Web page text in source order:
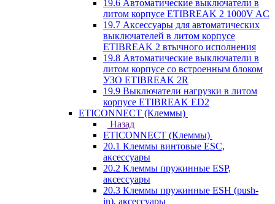
19.6 Автоматические выключатели в
литом корпусе ETIBREAK 2 1000V AC
19.7 Аксессуары для автоматических
выключателей в литом корпусе
ETIBREAK 2 втычного исполнения
19.8 Автоматические выключатели в
литом корпусе со встроенным блоком
УЗО ETIBREAK 2R
19.9 Выключатели нагрузки в литом
корпусе ETIBREAK ED2
ETICONNECT (Клеммы)
Назад
ETICONNECT (Клеммы)
20.1 Клеммы винтовые ESC,
аксессуары
20.2 Клеммы пружинные ESP,
аксессуары
20.3 Клеммы пружинные ESH (push-
in), аксессуары